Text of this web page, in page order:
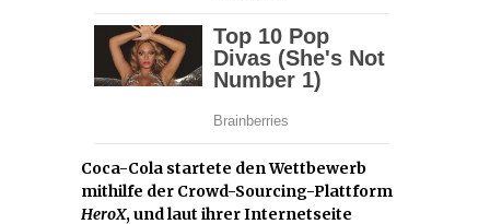
Coca-Cola startete den Wettbewerb
mithilfe der Crowd-Sourcing-Plattform
HeroX, und laut ihrer Internetseite